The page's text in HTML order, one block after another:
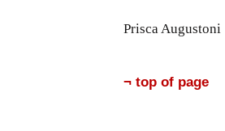
Prisca Augustoni
¬ top of page